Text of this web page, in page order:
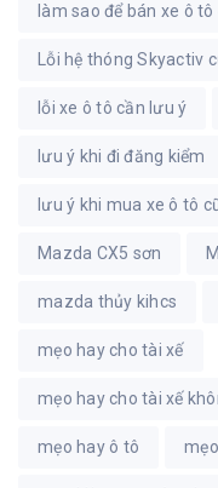
làm sao để bán xe ô
Lỗi hệ thóng Skyactiv
lỗi xe ô tô cần lưu ý
lưu ý khi đi đăng kiểm
lưu ý khi mua xe ô tô
Mazda CX5 sơn
mazda thủy kihcs
mẹo hay cho tài xế
mẹo hay cho tài xế
mẹo hay ô tô